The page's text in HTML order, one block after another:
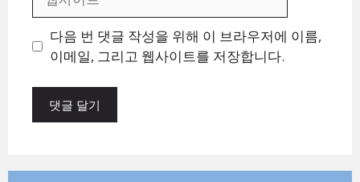
트
다음 번 댓글 작성을 위해 이 브라우저에 이름,
이메일, 그리고 웹사이트를 저장합니다.